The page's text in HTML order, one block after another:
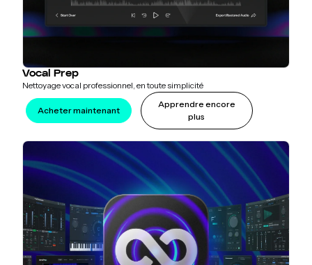
Vocal Prep
Nettoyage vocal professionnel, en toute simplicité
Acheter maintenant
Apprendre encore
plus